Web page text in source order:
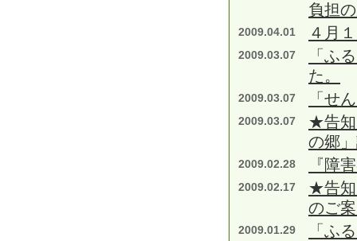
負担
2009.04.01 ４月
2009.03.07
「ふ
た。
2009.03.07 「せ
2009.03.07
★告知
の郷
2009.02.28 『障
2009.02.17
★告
のご
2009.01.29 「ふ